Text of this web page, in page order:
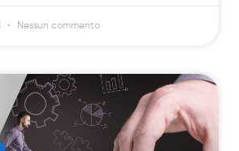
Nessun commento